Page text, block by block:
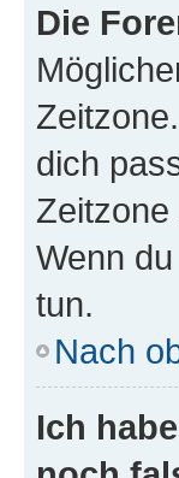
Die
dich
Wenn
tun.
Nach
Ich